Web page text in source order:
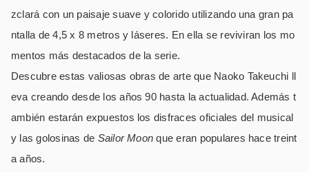
zclará con un paisaje suave y colorido utilizando una gran pa
ntalla de 4,5 x 8 metros y láseres. En ella se reviviran los mo
mentos más destacados de la serie.
Descubre estas valiosas obras de arte que Naoko Takeuchi ll
eva creando desde los años 90 hasta la actualidad. Además t
ambién estarán expuestos los disfraces oficiales del musical
y las golosinas de Sailor Moon que eran populares hace treint
a años.